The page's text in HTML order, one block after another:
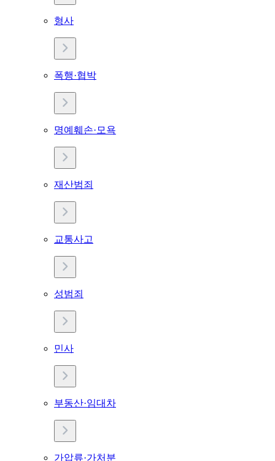
형사
폭행·협박
명예훼손·모욕
재산범죄
교통사고
성범죄
민사
부동산·임대차
가압류·가처분